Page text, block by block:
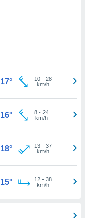
17° 10- 28
km/h
16° 8- 24
km/h
18° 13- 37
km/h
15° 12- 38
km/h